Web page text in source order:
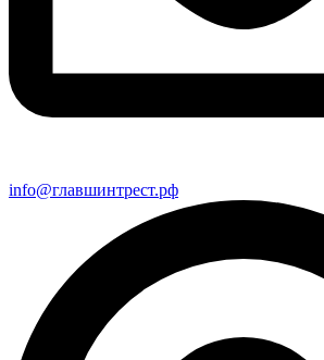
info@главшинтрест.рф